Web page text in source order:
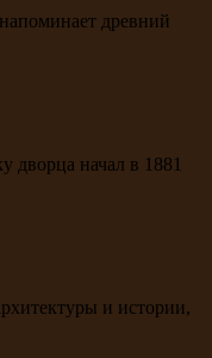
древний
дворца начал в 1881
и истории,